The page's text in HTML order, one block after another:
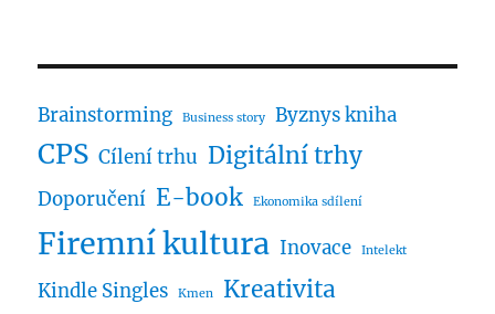
Brainstorming Business story Byznys kniha
CPS Cílení trhu Digitální trhy
Doporučení E-book Ekonomika sdílení
Firemní kultura Inovace Intelekt
Kindle Singles Kmen Kreativita